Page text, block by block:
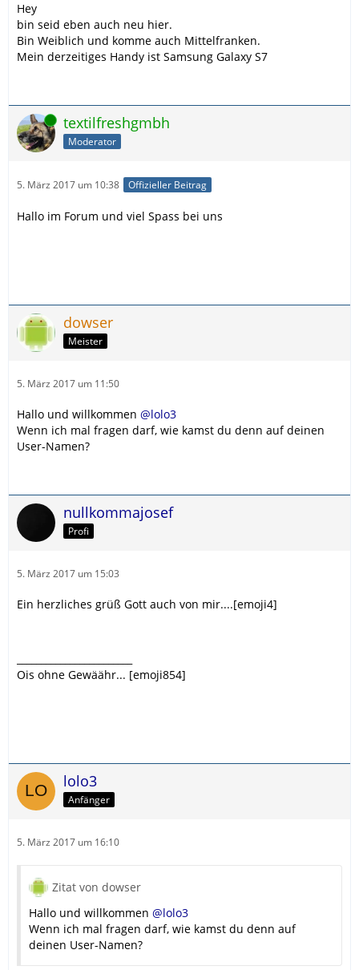
Hey
bin seid eben auch neu hier.
Bin Weiblich und komme auch Mittelfranken.
Mein derzeitiges Handy ist Samsung Galaxy S7
Online textilfreshgmbh
Moderator
5. März 2017 um 10:38 Offizieller Beitrag
Hallo im Forum und viel Spass bei uns
dowser
Meister
5. März 2017 um 11:50
Hallo und willkommen @lolo3
Wenn ich mal fragen darf, wie kamst du denn auf deinen
User-Namen?
nullkommajosef
Profi
5. März 2017 um 15:03
Ein herzliches grüß Gott auch von mir....[emoji4]
Ois ohne Gewäähr... [emoji854]
lolo3
Anfänger
5. März 2017 um 16:10
Zitat von dowser
Hallo und willkommen @lolo3
Wenn ich mal fragen darf, wie kamst du denn auf
deinen User-Namen?